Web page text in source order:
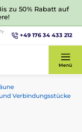
zu 50% Rabatt auf
+49 176 34 433 212
Menü
Verbindungsstücke